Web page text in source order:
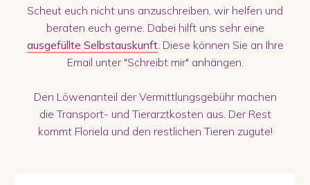
Scheut euch nicht uns anzuschreiben, wir helfen und
beraten euch gerne. Dabei hilft uns sehr eine
ausgefüllte Selbstauskunft. Diese können Sie an Ihre
Email unter "Schreibt mir" anhängen.
Den Löwenanteil der Vermittlungsgebühr machen
die Transport- und Tierarztkosten aus. Der Rest
kommt Floriela und den restlichen Tieren zugute!